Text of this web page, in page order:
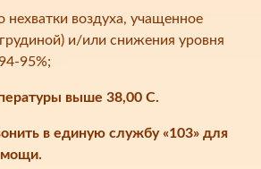
нехватки воздуха, учащенное
и/или снижения уровня
95%;
выше 38,00 С.
в единую службу «103» для